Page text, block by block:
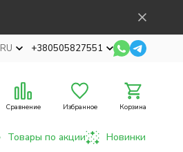
RU +380505827551
Сравнение Избранное Корзина
Товары по акции Новинки